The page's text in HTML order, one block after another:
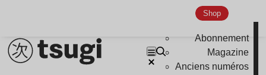
Shop
Abonnement
Magazine
Anciens numéros
Nu Jazz
Indie